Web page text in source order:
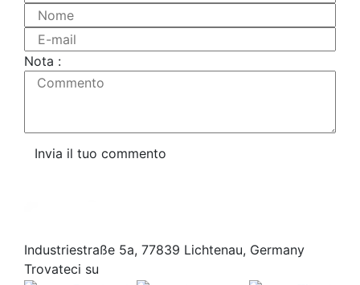
Nome
E-mail
Nota :
Commento
Invia il tuo commento
Industriestraße 5a, 77839 Lichtenau, Germany
Trovateci su